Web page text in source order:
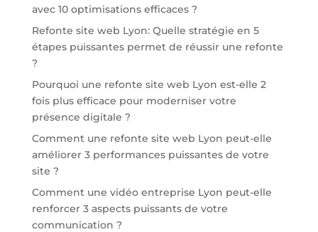
avec 10 optimisations efficaces ?
Refonte site web Lyon: Quelle stratégie en 5
étapes puissantes permet de réussir une refonte
?
Pourquoi une refonte site web Lyon est-elle 2
fois plus efficace pour moderniser votre
présence digitale ?
Comment une refonte site web Lyon peut-elle
améliorer 3 performances puissantes de votre
site ?
Comment une vidéo entreprise Lyon peut-elle
renforcer 3 aspects puissants de votre
communication ?